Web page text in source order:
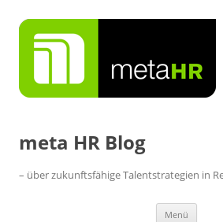
Inhalt
springen
meta HR Blog
– über zukunftsfähige Talentstrategien in
Menü